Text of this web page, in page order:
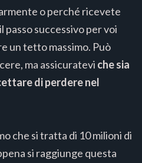
o perché ricevete
passo successivo per voi
un tetto massimo. Può
ma assicuratevi che sia
di perdere nel
che si tratta di 10 milioni di
si raggiunge questa